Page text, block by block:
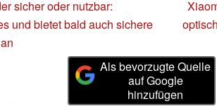
sicher oder nutzbar:
und bietet bald auch sichere
Als bevorzugte Quelle
auf Google
hinzufügen